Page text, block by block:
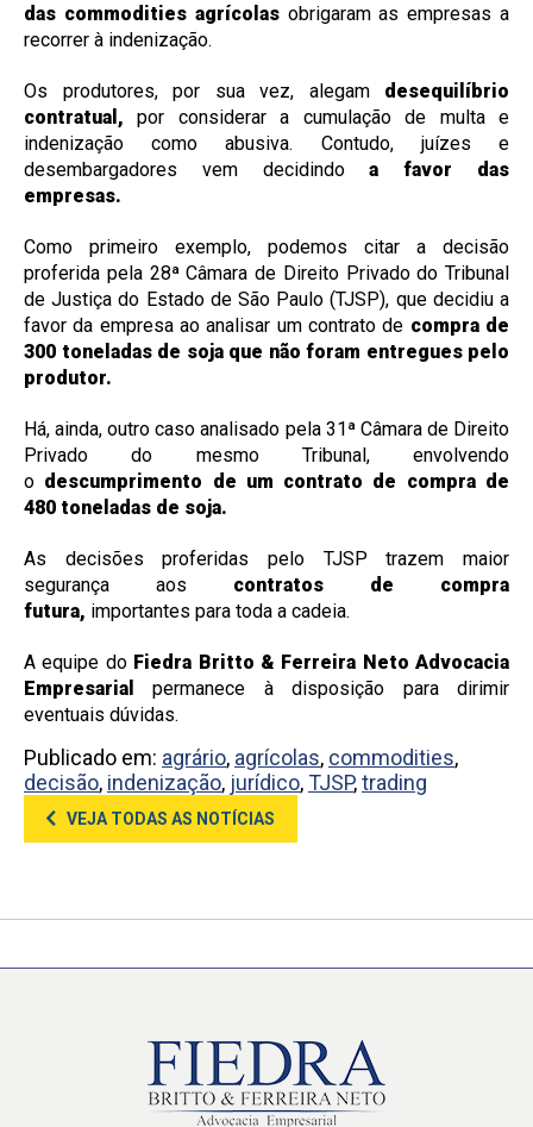
das commodities agrícolasobrigaram as empresas a
recorrer à indenização.
Os produtores, por sua vez, alegamdesequilíbrio
contratual, por considerar a cumulação de multa e
indenização como abusiva. Contudo, juízes e
desembargadores vem decidindoa favor das
empresas.
Como primeiro exemplo, podemos citar a decisão
proferida pela 28ª Câmara de Direito Privado do Tribunal
de Justiça do Estado de São Paulo (TJSP), que decidiu a
favor da empresa ao analisar um contrato de compra de
300 toneladas de soja que não foram entregues pelo
produtor.
Há, ainda, outro caso analisado pela 31ª Câmara de Direito
Privado do mesmo Tribunal, envolvendo
o descumprimento de um contrato de compra de
480 toneladas de soja.
As decisões proferidas pelo TJSP trazem maior
segurança aos contratos de compra
futura, importantes para toda a cadeia.
A equipe do Fiedra Britto & Ferreira Neto Advocacia
Empresarial
permanece à disposição para dirimir
eventuais dúvidas.
Publicado em: agrário, agrícolas, commodities,
decisão, indenização, jurídico,TJSP,trading
VEJA TODAS AS NOTÍCIAS